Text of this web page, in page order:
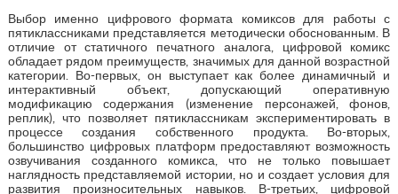
Выбор именно цифрового формата комиксов для работы с
пятиклассниками представляется методически обоснованным. В
отличие от статичного печатного аналога, цифровой комикс
обладает рядом преимуществ, значимых для данной возрастной
категории. Во-первых, он выступает как более динамичный и
интерактивный объект, допускающий оперативную
модификацию содержания (изменение персонажей, фонов,
реплик), что позволяет пятиклассникам экспериментировать в
процессе создания собственного продукта. Во-вторых,
большинство цифровых платформ предоставляют возможность
озвучивания созданного комикса, что не только повышает
наглядность представляемой истории, но и создает условия для
развития произносительных навыков. В-третьих, цифровой